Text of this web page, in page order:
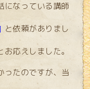
になっている講師
と依頼がありまし
お応えしました。
ったのですが、当